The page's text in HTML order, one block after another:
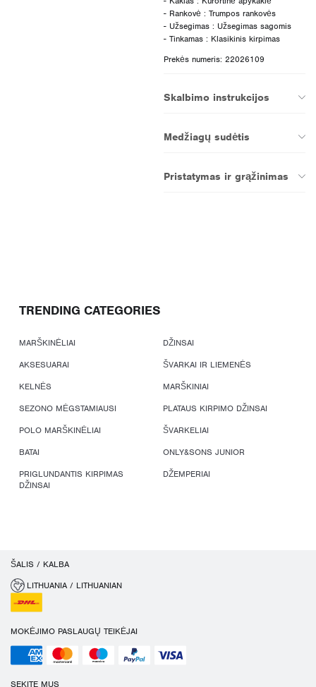
- Rankovė : Trumpos rankovės
- Užsegimas : Užsegimas sagomis
- Tinkamas : Klasikinis kirpimas
Prekės numeris: 22026109
Skalbimo instrukcijos
Medžiagų sudėtis
Pristatymas ir grąžinimas
TRENDING CATEGORIES
MARŠKINĖLIAI
DŽINSAI
AKSESUARAI
ŠVARKAI IR LIEMENĖS
KELNĖS
MARŠKINIAI
SEZONO MĖGSTAMIAUSI
PLATAUS KIRPIMO DŽINSAI
POLO MARŠKINĖLIAI
ŠVARKELIAI
BATAI
ONLY&SONS JUNIOR
PRIGLUNDANTIS KIRPIMAS
DŽINSAI
DŽEMPERIAI
ŠALIS / KALBA
LITHUANIA / LITHUANIAN
MOKĖJIMO PASLAUGŲ TEIKĖJAI
SEKITE MUS